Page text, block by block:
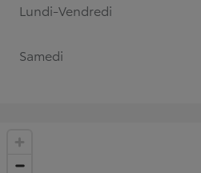
Lundi-Vendredi
Samedi